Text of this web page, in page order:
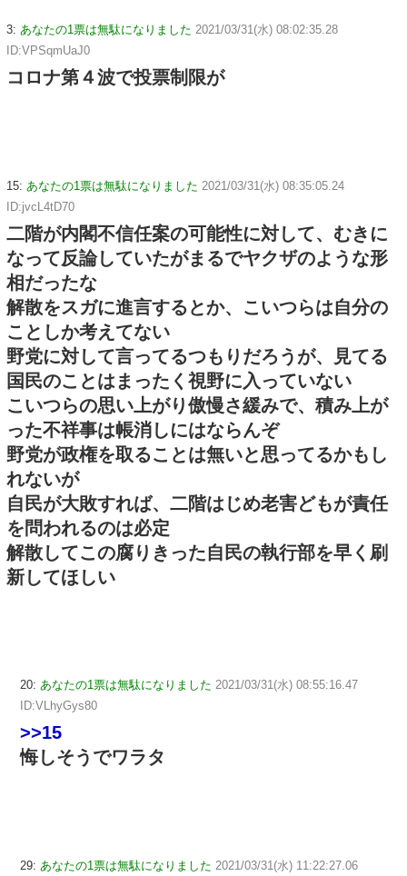
3: あなたの1票は無駄になりました 2021/03/31(水) 08:02:35.28
ID:VPSqmUaJ0
コロナ第４波で投票制限が
15: あなたの1票は無駄になりました 2021/03/31(水) 08:35:05.24
ID:jvcL4tD70
二階が内閣不信任案の可能性に対して、むきに
なって反論していたがまるでヤクザのような形
相だったな
解散をスガに進言するとか、こいつらは自分の
ことしか考えてない
野党に対して言ってるつもりだろうが、見てる
国民のことはまったく視野に入っていない
こいつらの思い上がり傲慢さ緩みで、積み上が
った不祥事は帳消しにはならんぞ
野党が政権を取ることは無いと思ってるかもし
れないが
自民が大敗すれば、二階はじめ老害どもが責任
を問われるのは必定
解散してこの腐りきった自民の執行部を早く刷
新してほしい
20: あなたの1票は無駄になりました 2021/03/31(水) 08:55:16.47
ID:VLhyGys80
>>15
悔しそうでワラタ
29: あなたの1票は無駄になりました 2021/03/31(水) 11:22:27.06